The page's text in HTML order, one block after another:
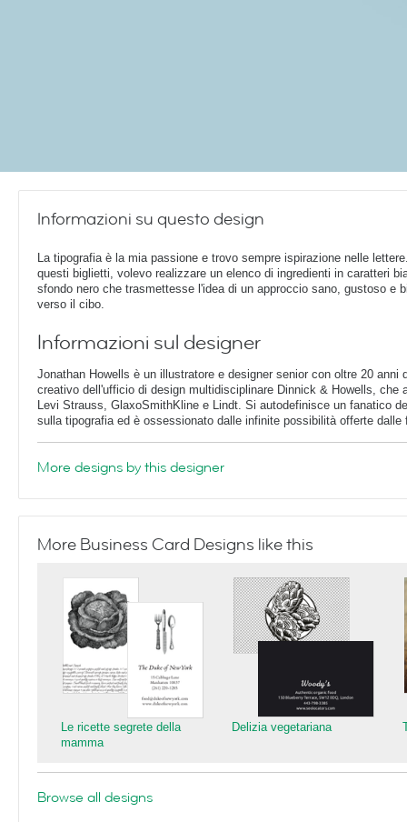
Informazioni su questo design
La tipografia è la mia passione e trovo sempre ispirazione nelle
questi biglietti, volevo realizzare un elenco di ingredienti in caratteri
sfondo nero che trasmettesse l'idea di un approccio sano, gustoso e
verso il cibo.
Informazioni sul designer
Jonathan Howells è un illustratore e designer senior con oltre 20 anni
creativo dell'ufficio di design multidisciplinare Dinnick & Howells, che
Levi Strauss, GlaxoSmithKline e Lindt. Si autodefinisce un fanatico
sulla tipografia ed è ossessionato dalle infinite possibilità offerte dalle
More designs by this designer
More Business Card Designs like this
Le ricette segrete della
mamma
Delizia vegetariana
Browse all designs